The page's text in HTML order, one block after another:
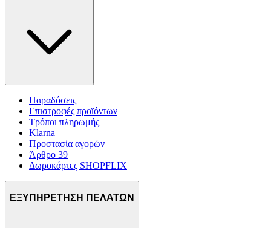
Παραδόσεις
Επιστροφές προϊόντων
Τρόποι πληρωμής
Klarna
Προστασία αγορών
Άρθρο 39
Δωροκάρτες SHOPFLIX
ΕΞΥΠΗΡΕΤΗΣΗ ΠΕΛΑΤΩΝ